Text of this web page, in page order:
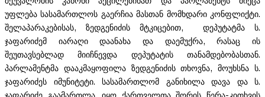
უფლება სასამართლოს გაერჩია მასთან მომხდარი კონფლიქტი.
შელაპარაკებისას, ზედგენიძის მტკიცებით, დეპუტატმა ს.
ჯაფარიძემ იარაღი დაანახა და დაემუქრა, რასაც ის
შეუთავსებლად მიიჩნევდა დეპუტატის თანამდებობასთან.
პარლამენტმა დააკმაყოფილა ზედგენიძის თხოვნა, მოუხსნა ს.
ჯაფარიძეს იმუნიტეტი. სასამართლომ განიხილა დავა და ს.